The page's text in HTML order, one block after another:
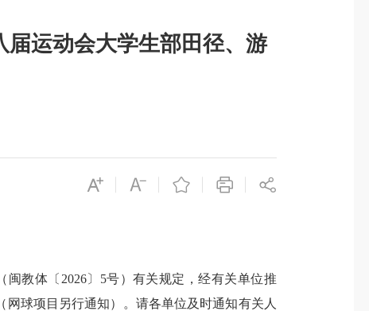
运动会大学生部田径、游
教体〔2026〕5号）有关规定，经有关单位推
球项目另行通知）。请各单位及时通知有关人